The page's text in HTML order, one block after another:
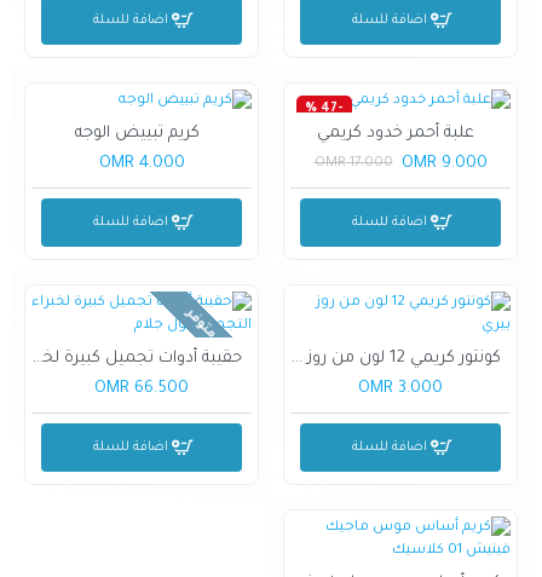
اضافة للسلة اضافة للسلة
-47 %
علبة أحمر خدود كريمي
9.000 OMR
17.000 OMR
اضافة للسلة
كريم تبييض الوجه
4.000 OMR
اضافة للسلة
كونتور كريمي 12 لون من روز بيري
3.000 OMR
اضافة للسلة
غير متوفر
حقيبة أدوات تجميل كبيرة لخبراء التجميل فول جلام
66.500 OMR
اضافة للسلة